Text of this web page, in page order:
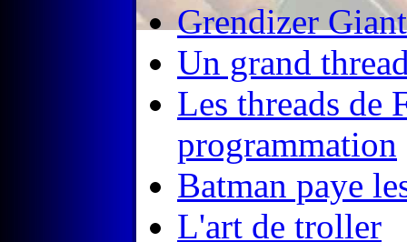
Grendizer
Un grand
Les threads de
programmation
Batman paye
L'art de troller